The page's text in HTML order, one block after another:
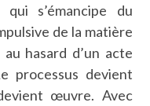
s’émancipe du
de la matière
hasard d’un acte
processus devient
œuvre. Avec